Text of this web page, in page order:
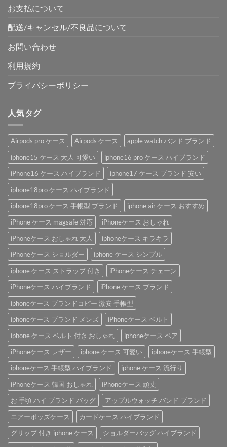
お支払について
配送/キャンセル/不良品について
お問い合わせ
利用規約
プライバシーポリシー
人気タグ
Airpods pro ケース Airpods ケース
apple watch バンド ブランド
iphone15 ケース 大人 可愛い
iphone16 pro ケース ハイブランド
iPhone16 ケース ハイブランド
iphone17 ケース ブランド 安い
iphone18pro ケース ハイブランド
iphone18pro ケース 手帳型 ブランド
iphone air ケース おすすめ
iPhone ケース magsafe 対応
iPhoneケース おしゃれ
iPhoneケース おしゃれ 大人
iphoneケース キラキラ
iPhoneケース ショルダー
iphone ケース シンプル
iphone ケース ストラップ 付き
iPhoneケース チェーン
iPhoneケース ハイブランド
iPhone ケース ブランド
iphoneケース ブランドコピー 激安 手帳型
iphoneケース ブランド メンズ
iPhoneケース ベルト
iphone ケース ベルト 付き おしゃれ
iphoneケース ペア
iPhoneケース レザー
iphone ケース 可愛い
iphoneケース 手帳型
iphoneケース 手帳型 ハイブランド
iphone ケース 流行り
iPhoneケース 韓国 おしゃれ
iPhoneケース 頑丈
お 手頃 ハイ ブランド バッグ
アップルウォッチ バンド ブランド
エアーポッズケース
カードケース ハイブランド
グリップ 付き iphone ケース
ショルダーバッグ ハイブランド